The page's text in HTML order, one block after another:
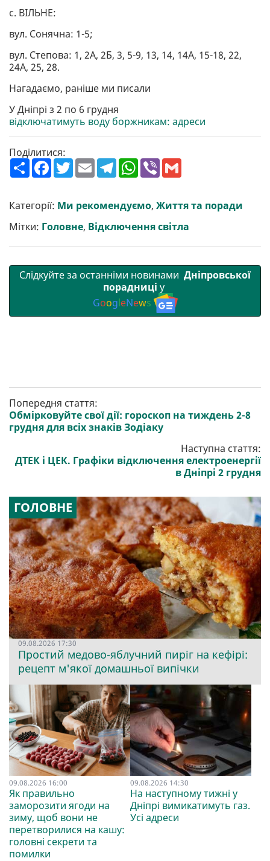
с. ВІЛЬНЕ:
вул. Сонячна: 1-5;
вул. Степова: 1, 2А, 2Б, 3, 5-9, 13, 14, 14А, 15-18, 22,
24А, 25, 28.
Нагадаємо, раніше ми писали
У Дніпрі з 2 по 6 грудня
відключатимуть воду боржникам: адреси
Поділитися:
П
о
р
и
т
и
F
a
b
o
o
k
T
w
e
r
E
m
l
T
e
g
r
a
m
W
h
s
A
p
p
V
r l
Категорії: Ми рекомендуємо, Життя та поради
Мітки: Головне, Відключення світла
Слідкуйте за останніми новинами Дніпровської
порадниці у
GoogleNews
Попередня стаття:
Обмірковуйте свої дії: гороскоп на тиждень 2-8
грудня для всіх знаків Зодіаку
Наступна стаття:
ДТЕК і ЦЕК. Графіки відключення електроенергії
в Дніпрі 2 грудня
ГОЛОВНЕ
09.08.2026 17:30
Простий медово-яблучний пиріг на кефірі:
рецепт м'якої домашньої випічки
09.08.2026 16:00
Як правильно
заморозити ягоди на
зиму, щоб вони не
перетворилися на кашу:
головні секрети та
помилки
09.08.2026 14:30
На наступному тижні у
Дніпрі вимикатимуть газ.
Усі адреси